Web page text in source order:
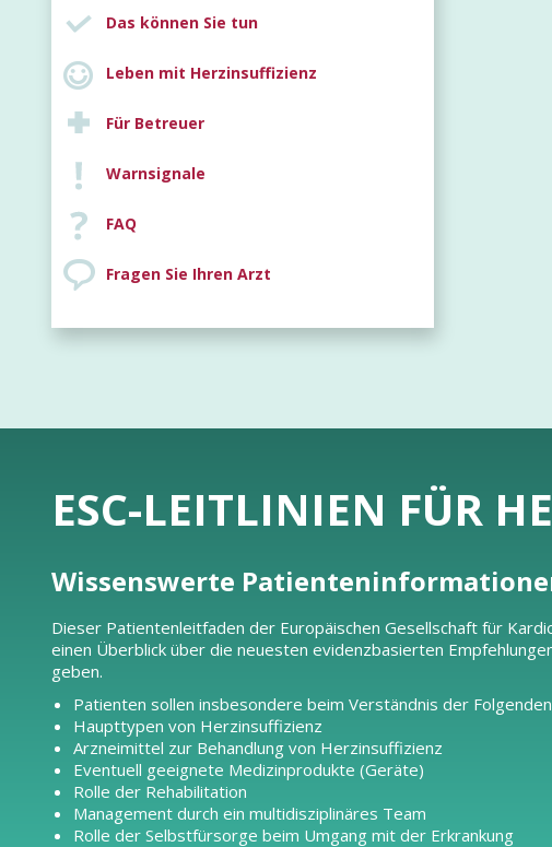
Das können Sie tun
Leben mit Herzinsuffizienz
Für Betreuer
Warnsignale
FAQ
Fragen Sie Ihren Arzt
ESC-LEITLINIEN FÜR
Wissenswerte
Dieser Patientenleitfaden der Europäischen Gesellschaft für
einen Überblick über die neuesten evidenzbasierten
geben.
Patienten sollen insbesondere beim Verständnis der
Haupttypen von Herzinsuffizienz
Arzneimittel zur Behandlung von Herzinsuffizienz
Eventuell geeignete Medizinprodukte (Geräte)
Rolle der Rehabilitation
Management durch ein multidisziplinäres Team
Rolle der Selbstfürsorge beim Umgang mit der Erkrankung